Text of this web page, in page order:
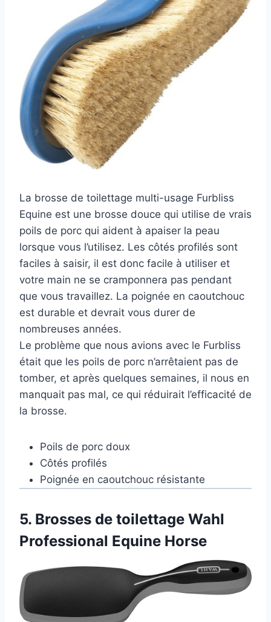
La brosse de toilettage multi-usage Furbliss
Equine est une brosse douce qui utilise de vrais
poils de porc qui aident à apaiser la peau
lorsque vous l’utilisez. Les côtés profilés sont
faciles à saisir, il est donc facile à utiliser et
votre main ne se cramponnera pas pendant
que vous travaillez. La poignée en caoutchouc
est durable et devrait vous durer de
nombreuses années.
Le problème que nous avions avec le Furbliss
était que les poils de porc n’arrêtaient pas de
tomber, et après quelques semaines, il nous en
manquait pas mal, ce qui réduirait l’efficacité de
la brosse.
Poils de porc doux
Côtés profilés
Poignée en caoutchouc résistante
5. Brosses de toilettage Wahl
Professional Equine Horse